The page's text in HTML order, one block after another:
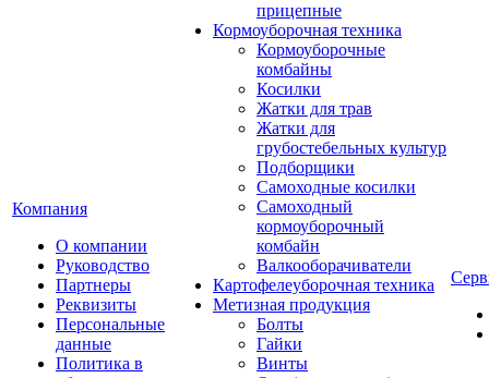
Компания
О компании
Руководство
Партнеры
Реквизиты
Персональные
данные
Политика в
прицепные
Кормоуборочная техника
Кормоуборочные
комбайны
Косилки
Жатки для трав
Жатки для
грубостебельных культур
Подборщики
Самоходные косилки
Самоходный
кормоуборочный
комбайн
Валкооборачиватели
Картофелеуборочная техника
Метизная продукция
Болты
Гайки
Винты